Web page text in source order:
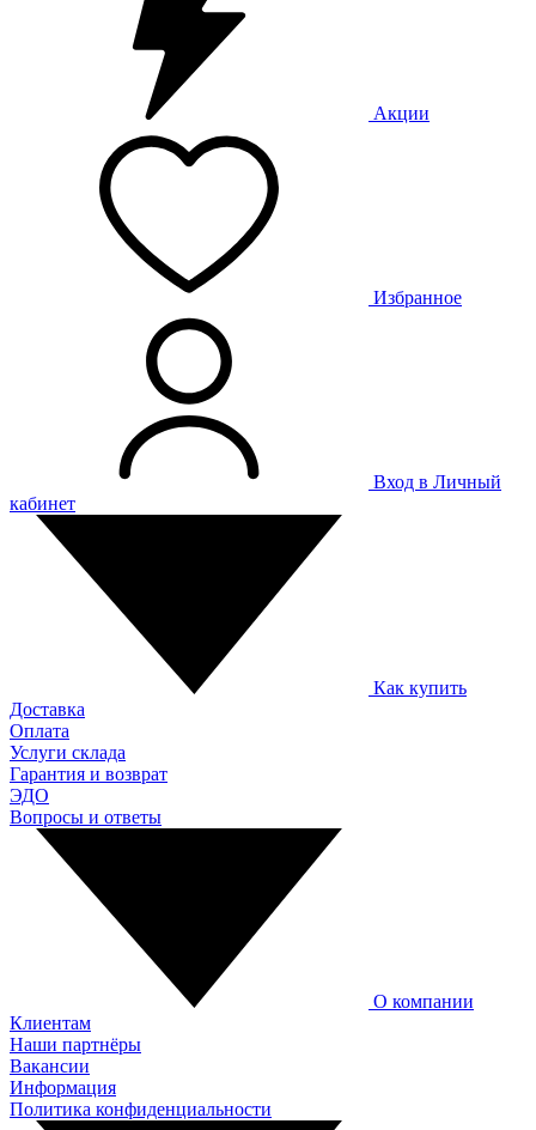
Акции
Избранное
Вход в Личный
кабинет
Как купить
Доставка
Оплата
Услуги склада
Гарантия и возврат
ЭДО
Вопросы и ответы
О компании
Клиентам
Наши партнёры
Вакансии
Информация
Политика конфиденциальности